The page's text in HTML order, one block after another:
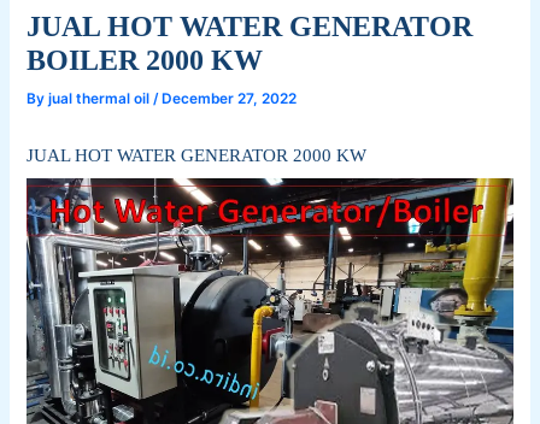
JUAL HOT WATER GENERATOR
BOILER 2000 KW
Byjual thermal oil/ December 27, 2022
JUAL HOT WATER GENERATOR 2000 KW